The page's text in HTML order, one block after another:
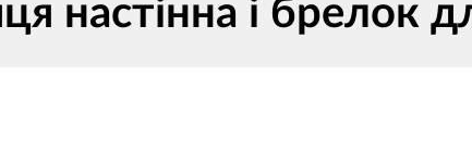
настінна і брелок